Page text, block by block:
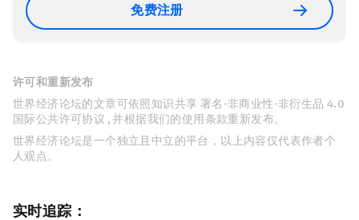
免费注册
许可和重新发布
世界经济论坛的文章可依照知识共享 署名-非商业性-非衍生品 4.0
国际公共许可协议 , 并根据我们的使用条款重新发布。
世界经济论坛是一个独立且中立的平台，以上内容仅代表作者个
人观点。
实时追踪：